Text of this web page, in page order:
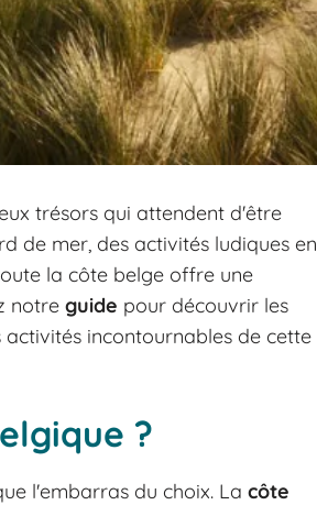
trésors qui attendent d'être
de mer, des activités ludiques en
la côte belge offre une
notre guide pour découvrir les
activités incontournables de cette
?
l'embarras du choix. La côte